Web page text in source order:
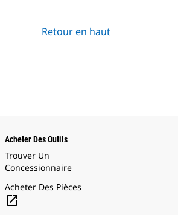
Retour en haut
Acheter Des Outils
Trouver Un
Concessionnaire
Acheter Des Pièces
